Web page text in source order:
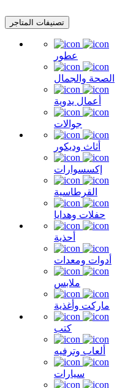
تصنيفات المتاجر
عطور
الصحة والجمال
أعمال يدوية
جوالات
أثاث وديكور
إكسسوارات
القرطاسية
حفلات وهدايا
أحذية
أدوات ومعدات
ملابس
ماركت وأغذية
كتب
ألعاب وترفيه
سيارات